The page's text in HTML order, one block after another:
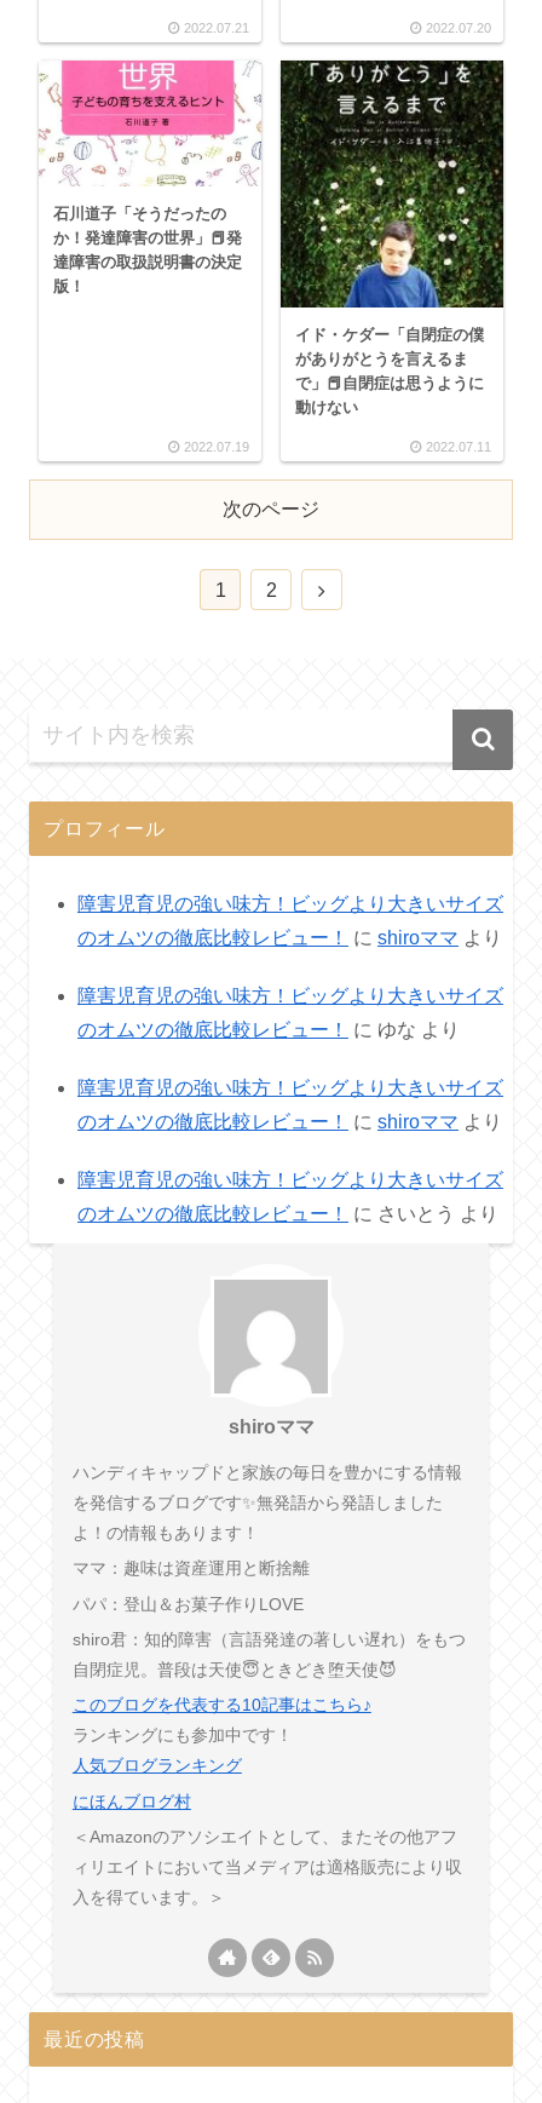
2022.07.21 2022.07.20
石川道子「そうだったの
か！発達障害の世界」📕発
達障害の取扱説明書の決定
版！
2022.07.19
イド・ケダー「自閉症の僕
がありがとうを言えるま
で」📕自閉症は思うように
動けない
2022.07.11
次のページ
1 2
プロフィール
障害児育児の強い味方！ビッグより大きいサイズ
のオムツの徹底比較レビュー！
に shiroママ より
障害児育児の強い味方！ビッグより大きいサイズ
のオムツの徹底比較レビュー！
に ゆな より
障害児育児の強い味方！ビッグより大きいサイズ
のオムツの徹底比較レビュー！
に shiroママ より
障害児育児の強い味方！ビッグより大きいサイズ
のオムツの徹底比較レビュー！
に さいとう より
shiroママ
ハンディキャップドと家族の毎日を豊かにする情報
を発信するブログです✨無発語から発語しました
よ！の情報もあります！
ママ：趣味は資産運用と断捨離
パパ：登山＆お菓子作りLOVE
shiro君：知的障害（言語発達の著しい遅れ）をもつ
自閉症児。普段は天使😇ときどき堕天使😈
このブログを代表する10記事はこちら♪
ランキングにも参加中です！
人気ブログランキング
にほんブログ村
＜Amazonのアソシエイトとして、またその他アフ
ィリエイトにおいて当メディアは適格販売により収
入を得ています。＞
最近の投稿